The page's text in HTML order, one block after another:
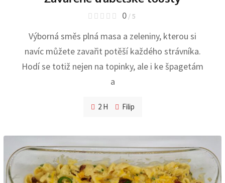
0 / 5
Výborná směs plná masa a zeleniny, kterou si
navíc můžete zavařit potěší každého strávníka.
Hodí se totiž nejen na topinky, ale i ke špagetám
a
2 H Filip